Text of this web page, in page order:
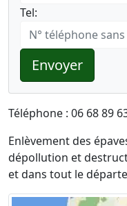
Tel:
Envoyer
Téléphone : 06 68 89
Enlèvement des
dépollution et
et dans tout le